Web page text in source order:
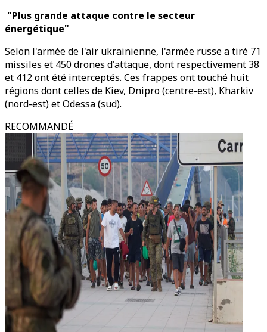
"Plus grande attaque contre le secteur
énergétique"
Selon l'armée de l'air ukrainienne, l'armée russe a tiré 71
missiles et 450 drones d'attaque, dont respectivement 38
et 412 ont été interceptés. Ces frappes ont touché huit
régions dont celles de Kiev, Dnipro (centre-est), Kharkiv
(nord-est) et Odessa (sud).
RECOMMANDÉ